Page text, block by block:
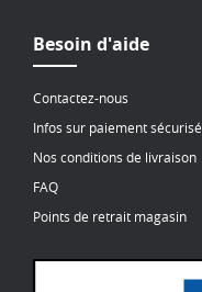
Besoin d'aide
Contactez-nous
Infos sur paiement sécurisé
Nos conditions de livraison
FAQ
Points de retrait magasin